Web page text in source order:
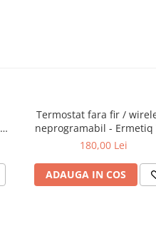
Termostat fara fir /
neprogramabil - Ermetiq
WT19N
180,00 Lei
ADAUGA IN COS